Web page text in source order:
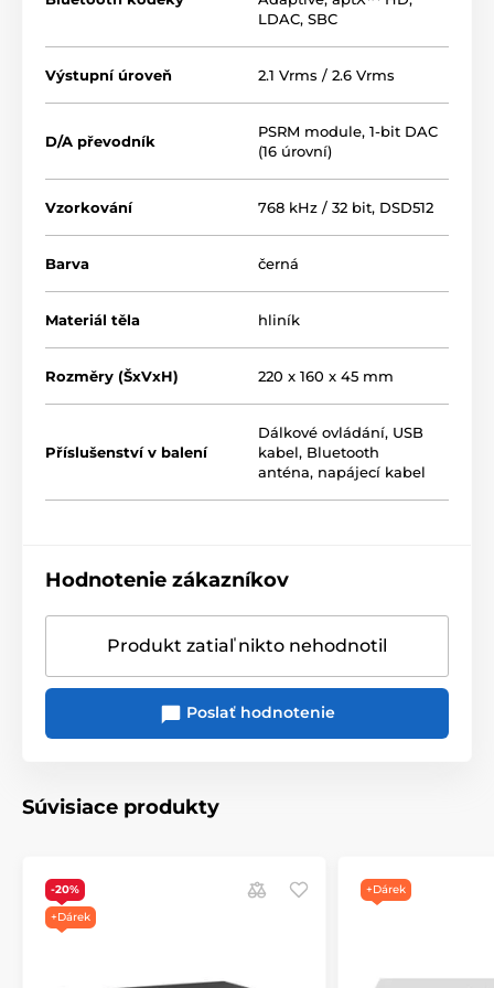
Výhody 1-bitového D/A
prevodníka
Základnou výhodou tohto typu prevodníka je možnosť
dosahujú moduly PSRM aj výrazne väčší dynamický
rozsah a nižšie harmonické skreslenie. Vo všetkých
týchto parametroch tak patrí D90 III Discrete medzi
najkvalitnejšie D/A prevodníky na trhu.
odstup signálu od šumu na vynikajúcej úrovni
dB
extrémne nízkyjitter -157 dB
celkové harmonickéskreslenie pod 0,00006 %
Parametrický ekvalizér a
Bluetooth prijímač s LDAC
LDAC, SBC
Výstupní úroveň 2.1 Vrms / 2.6 Vrms
D/A převodník
PSRM module, 1-bit DAC
(16 úrovní)
Vzorkování 768 kHz / 32 bit, DSD512
Barva černá
Materiál těla hliník
Rozměry (ŠxVxH) 220 x 160 x 45 mm
Příslušenství v balení
Dálkové ovládání, USB
kabel, Bluetooth
anténa, napájecí kabel
Hodnotenie zákazníkov
Produkt zatiaľ nikto nehodnotil
Poslať hodnotenie
Súvisiace produkty
-20%
+Dárek
+Dárek